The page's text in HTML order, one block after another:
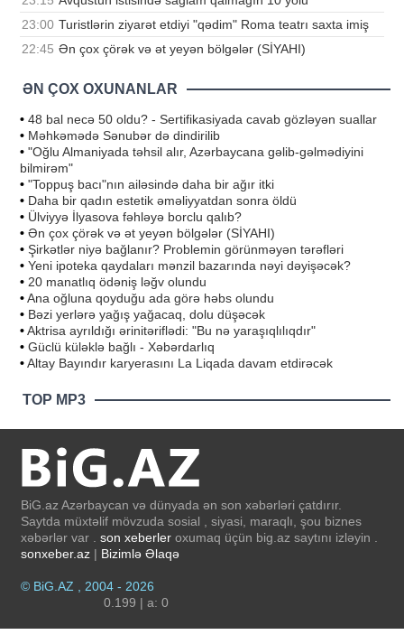
23:00 Turistlərin ziyarət etdiyi "qədim" Roma teatrı saxta imiş
22:45 Ən çox çörək və ət yeyən bölgələr (SİYAHI)
ƏN ÇOX OXUNANLAR
• 48 bal necə 50 oldu? - Sertifikasiyada cavab gözləyən suallar
• Məhkəmədə Sənubər də dindirilib
• "Oğlu Almaniyada təhsil alır, Azərbaycana gəlib-gəlmədiyini
bilmirəm"
• "Toppuş bacı"nın ailəsində daha bir ağır itki
• Daha bir qadın estetik əməliyyatdan sonra öldü
• Ülviyyə İlyasova fəhləyə borclu qalıb?
• Ən çox çörək və ət yeyən bölgələr (SİYAHI)
• Şirkətlər niyə bağlanır? Problemin görünməyən tərəfləri
• Yeni ipoteka qaydaları mənzil bazarında nəyi dəyişəcək?
• 20 manatlıq ödəniş ləğv olundu
•Ana oğluna qoyduğu ada görə həbs olundu
• Bəzi yerlərə yağış yağacaq, dolu düşəcək
•Aktrisa ayrıldığı ərinitəriflədi: "Bu nə yaraşıqlılıqdır"
• Güclü küləklə bağlı - Xəbərdarlıq
•Altay Bayındır karyerasını La Liqada davam etdirəcək
TOP MP3
BiG.az Azərbaycan və dünyada ən son xəbərləri çatdırır.
Saytda müxtəlif mövzuda sosial , siyasi, maraqlı, şou biznes
xəbərlər var . son xeberler oxumaq üçün big.az saytını izləyin .
sonxeber.az | Bizimlə Əlaqə
© BiG.AZ , 2004 - 2026
0.199 | a: 0